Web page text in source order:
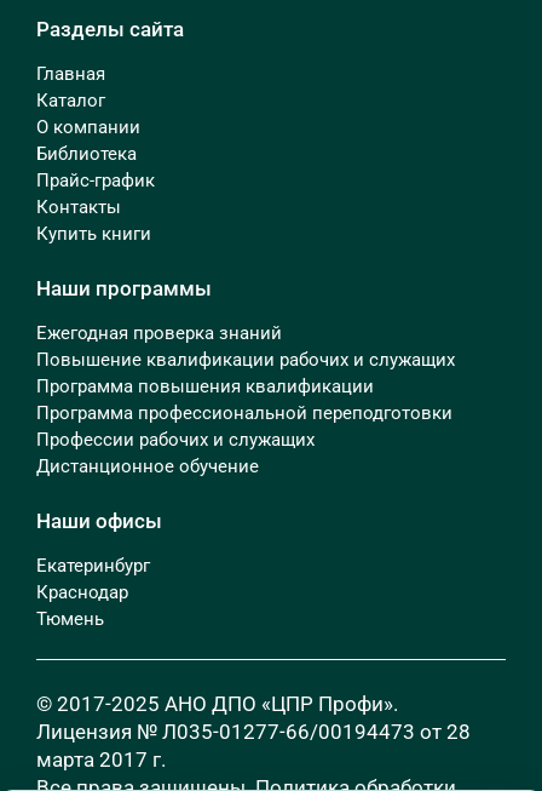
Разделы сайта
Главная
Каталог
О компании
Библиотека
Прайс-график
Контакты
Купить книги
Наши программы
Ежегодная проверка знаний
Повышение квалификации рабочих и служащих
Программа повышения квалификации
Программа профессиональной переподготовки
Профессии рабочих и служащих
Дистанционное обучение
Наши офисы
Екатеринбург
Краснодар
Тюмень
© 2017-2025 АНО ДПО «ЦПР Профи».
Лицензия № Л035-01277-66/00194473 от 28
марта 2017 г.